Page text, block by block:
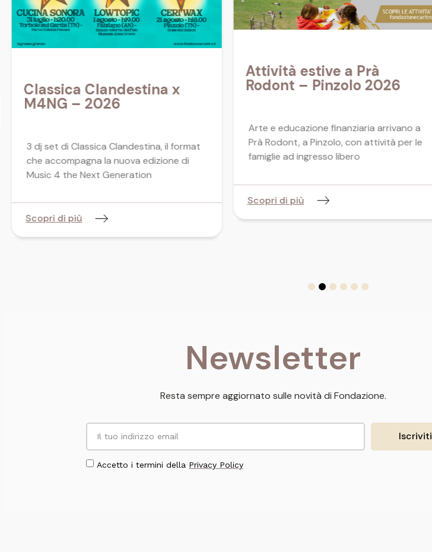
Classica Clandestina x
M4NG – 2026
3 dj set di Classica Clandestina, il format
che accompagna la nuova edizione di
Music 4 the Next Generation
Scopri di più
Attività estive a Prà
Rodont – Pinzolo 2026
Arte e educazione finanziaria arrivano a
Prà Rodont, a Pinzolo, con attività per le
famiglie ad ingresso libero
Scopri di più
Newsletter
Resta sempre aggiornato sulle novità di Fondazione.
Accetto i termini della Privacy Policy
Iscriviti